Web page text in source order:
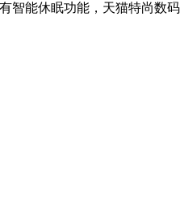
智能休眠功能，天猫特尚数码